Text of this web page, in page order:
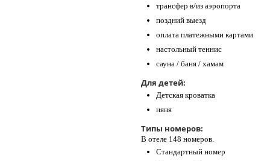
трансфер в/из аэропорта
поздний выезд
оплата платежными картами
настольный теннис
сауна / баня / хамам
Для детей:
Детская кроватка
няня
Типы номеров:
В отеле 148 номеров.
Стандартный номер